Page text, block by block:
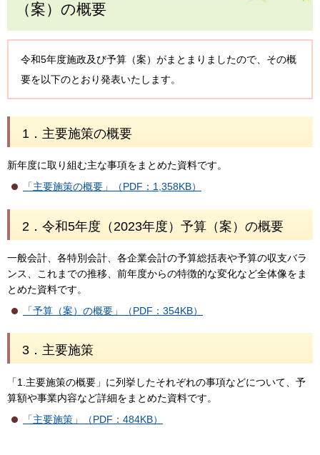
（案）の概要
令和5年度施政及び予算（案）がまとまりましたので、その概
要を以下のとおり発表いたします。
1．主要施策の概要
新年度に取り組む主な事項をまとめた資料です。
「主要施策の概要」（PDF：1,358KB）
2．令和5年度（2023年度）予算（案）の概要
一般会計、各特別会計、各企業会計の予算総括表や予算の収支バラ
ンス、これまでの推移、前年度からの特徴的な変化など全体像をま
とめた資料です。
「予算（案）の概要」（PDF：354KB）
3．主要施策
「1.主要施策の概要」に列挙したそれぞれの事項などについて、予
算額や事業内容など詳細をまとめた資料です。
「主要施策」（PDF：484KB）